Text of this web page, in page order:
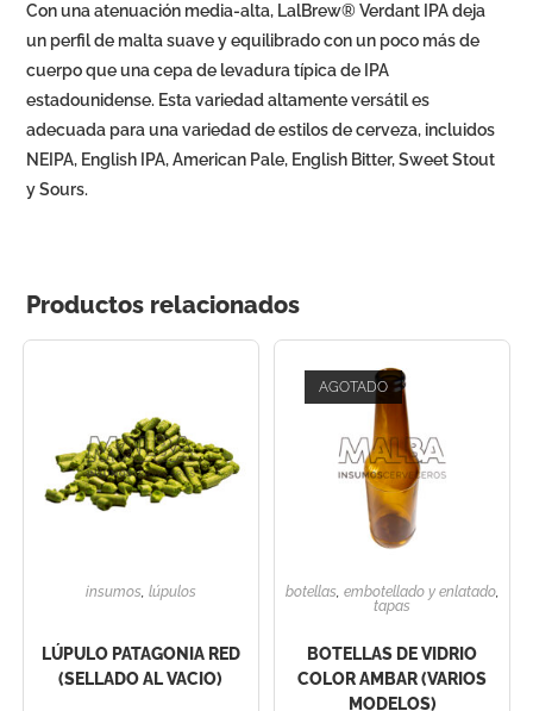
Con una atenuación media-alta, LalBrew® Verdant IPA deja
un perfil de malta suave y equilibrado con un poco más de
cuerpo que una cepa de levadura típica de IPA
estadounidense. Esta variedad altamente versátil es
adecuada para una variedad de estilos de cerveza, incluidos
NEIPA, English IPA, American Pale, English Bitter, Sweet Stout
y Sours.
Productos relacionados
insumos, lúpulos
LÚPULO PATAGONIA RED
(SELLADO AL VACIO)
AGOTADO
botellas, embotellado y enlatado,
tapas
BOTELLAS DE VIDRIO
COLOR AMBAR (VARIOS
MODELOS)